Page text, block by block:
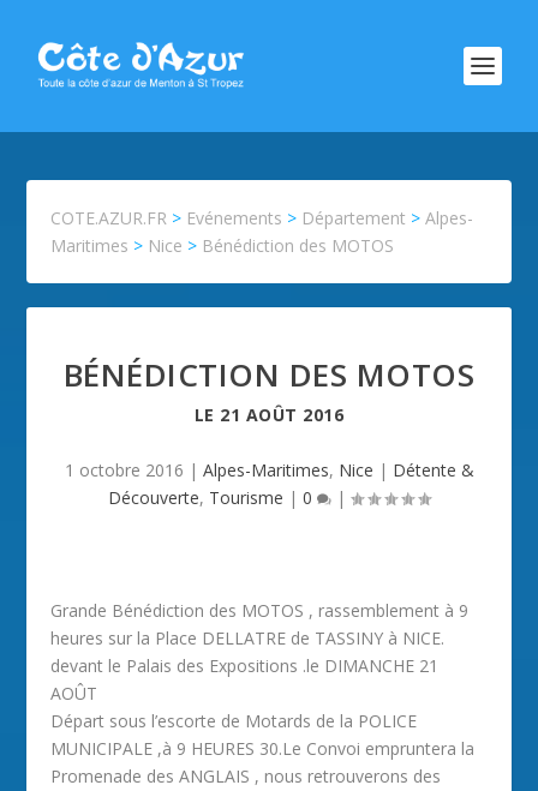
COTE.AZUR.FR > Evénements > Département >Alpes-
Maritimes > Nice > Bénédiction des MOTOS
BÉNÉDICTION DES MOTOS
LE 21 AOÛT 2016
1 octobre 2016 | Alpes-Maritimes, Nice | Détente &
Découverte, Tourisme | 0 |
Grande Bénédiction des MOTOS , rassemblement à 9
heures sur la Place DELLATRE de TASSINY à NICE.
devant le Palais des Expositions .le DIMANCHE 21
AOÛT
Départ sous l’escorte de Motards de la POLICE
MUNICIPALE ,à 9 HEURES 30.Le Convoi empruntera la
Promenade des ANGLAIS , nous retrouverons des